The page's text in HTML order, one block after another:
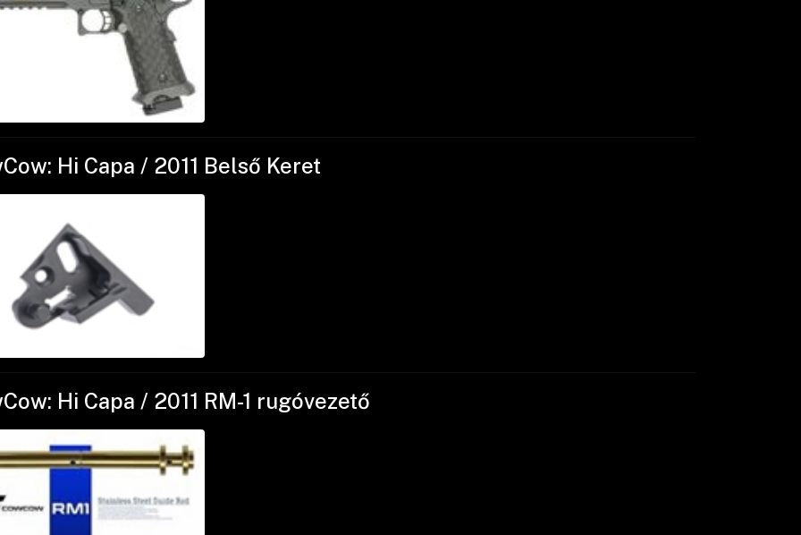
Hi Capa / 2011 Belső Keret
Hi Capa / 2011 RM-1 rugóvezető